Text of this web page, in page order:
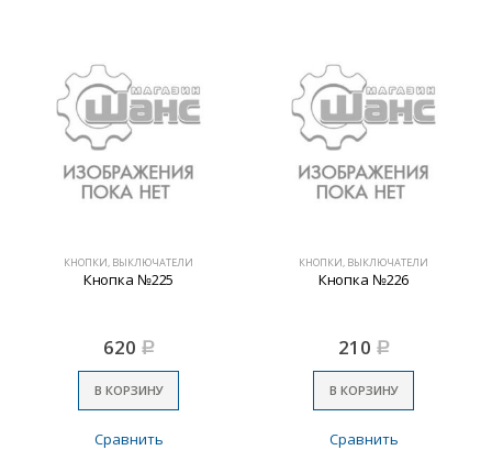
КНОПКИ, ВЫКЛЮЧАТЕЛИ
Кнопка №225
620 Р
В КОРЗИНУ
Сравнить
КНОПКИ, ВЫКЛЮЧАТЕЛИ
Кнопка №226
210 Р
В КОРЗИНУ
Сравнить